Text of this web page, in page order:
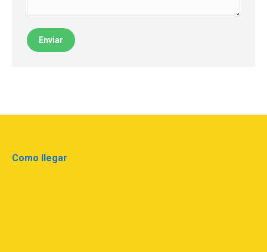
Enviar
Como llegar